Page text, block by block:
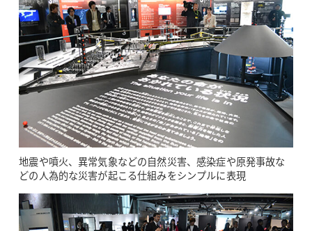
地震や噴火、異常気象などの自然災害、感染症や原発事故な
どの人為的な災害が起こる仕組みをシンプルに表現